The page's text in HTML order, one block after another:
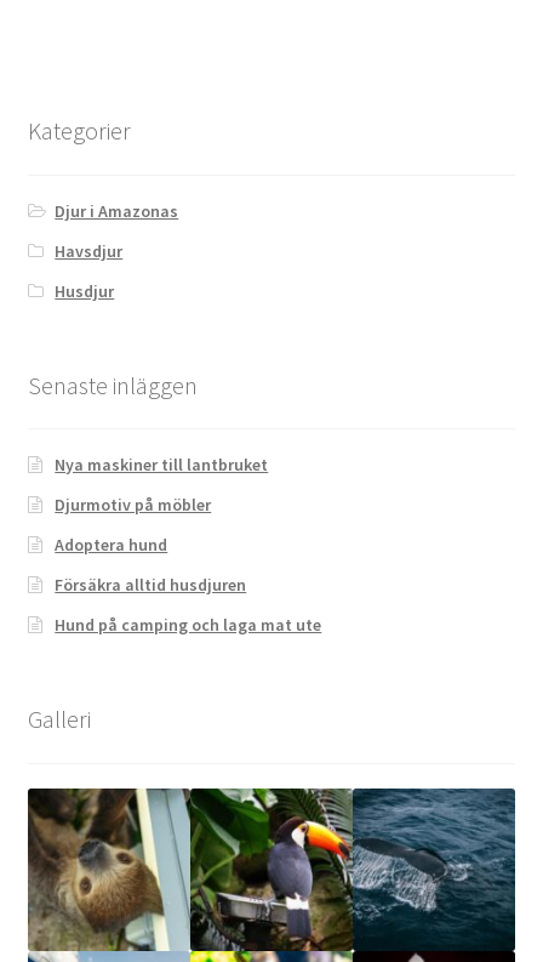
Kategorier
Djur i Amazonas
Havsdjur
Husdjur
Senaste inläggen
Nya maskiner till lantbruket
Djurmotiv på möbler
Adoptera hund
Försäkra alltid husdjuren
Hund på camping och laga mat ute
Galleri